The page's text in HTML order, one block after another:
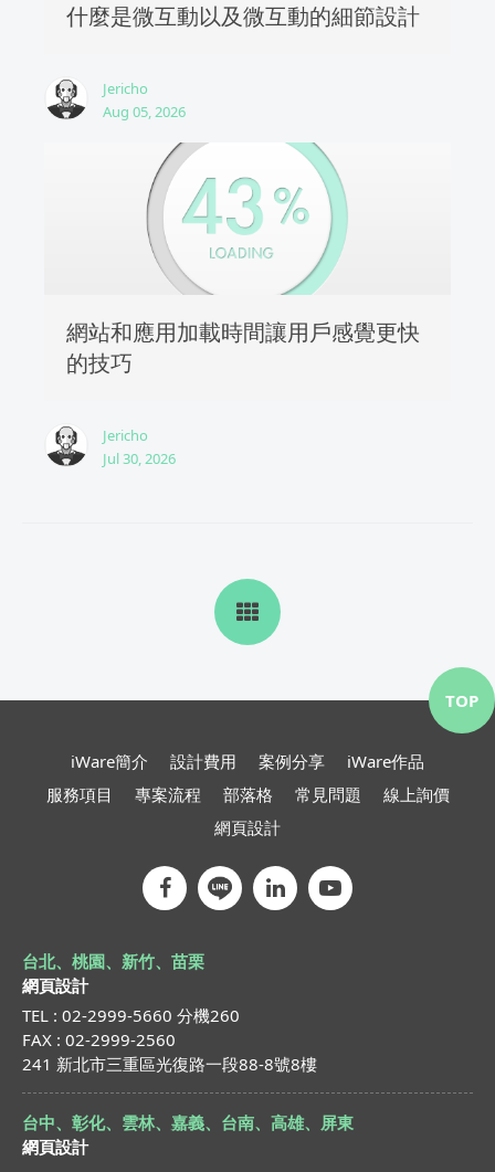
什麼是微互動以及微互動的細節設計
Jericho
Aug 05, 2026
網站和應用加載時間讓用戶感覺更快
的技巧
Jericho
Jul 30, 2026
iWare簡介 設計費用 案例分享
iWare作品
服務項目
專案流程 部落格 常見問題
線上詢價
網頁設計
台北、桃園、新竹、苗栗
網頁設計
TEL : 02-2999-5660 分機260
FAX : 02-2999-2560
241 新北市三重區光復路一段88-8號8樓
台中、彰化、雲林、嘉義、台南、高雄、屏東
網頁設計
TOP